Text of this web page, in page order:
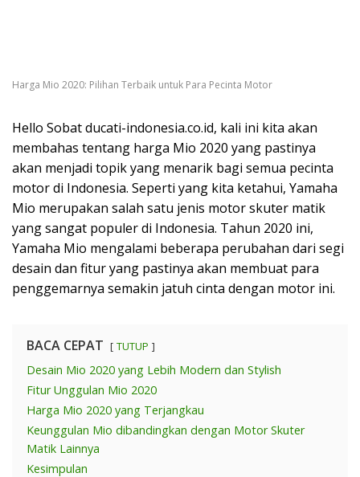
Harga Mio 2020: Pilihan Terbaik untuk Para Pecinta Motor
Hello Sobat ducati-indonesia.co.id, kali ini kita akan
membahas tentang harga Mio 2020 yang pastinya
akan menjadi topik yang menarik bagi semua pecinta
motor di Indonesia. Seperti yang kita ketahui, Yamaha
Mio merupakan salah satu jenis motor skuter matik
yang sangat populer di Indonesia. Tahun 2020 ini,
Yamaha Mio mengalami beberapa perubahan dari segi
desain dan fitur yang pastinya akan membuat para
penggemarnya semakin jatuh cinta dengan motor ini.
BACA CEPAT TUTUP
Desain Mio 2020 yang Lebih Modern dan Stylish
Fitur Unggulan Mio 2020
Harga Mio 2020 yang Terjangkau
Keunggulan Mio dibandingkan dengan Motor Skuter
Matik Lainnya
Kesimpulan